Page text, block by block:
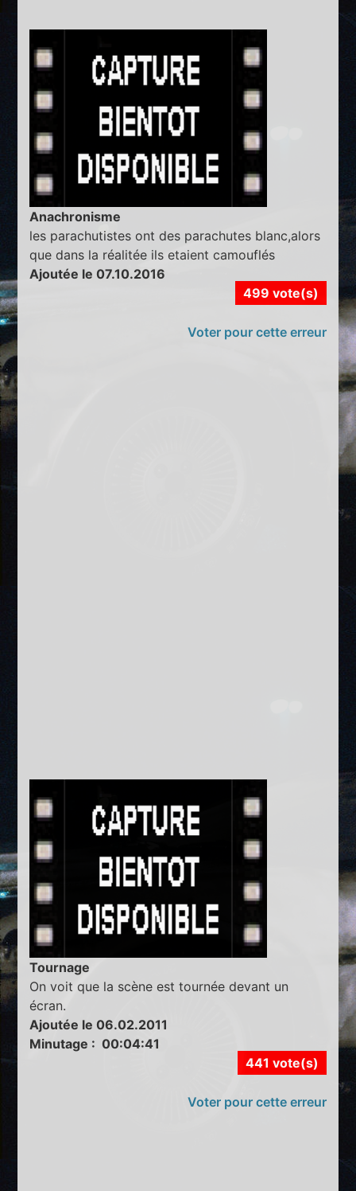
Anachronisme
les parachutistes ont des parachutes blanc,alors
que dans la réalitée ils etaient camouflés
Ajoutée le 07.10.2016
499 vote(s)
Voter pour cette erreur
Tournage
On voit que la scène est tournée devant un
écran.
Ajoutée le 06.02.2011
Minutage : 00:04:41
441 vote(s)
Voter pour cette erreur